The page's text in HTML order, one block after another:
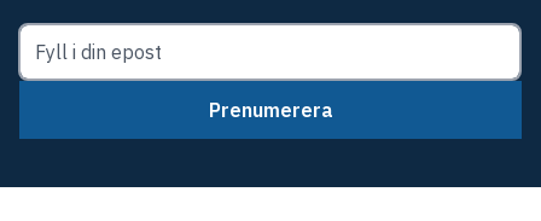
Prenumerera